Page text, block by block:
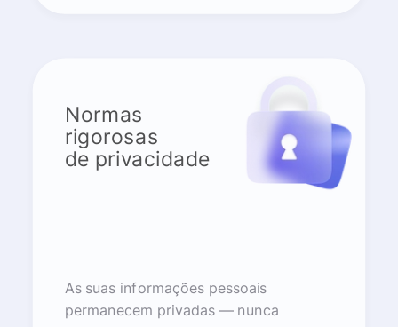
Normas
rigorosas
de privacidade
As suas informações pessoais
permanecem privadas — nunca